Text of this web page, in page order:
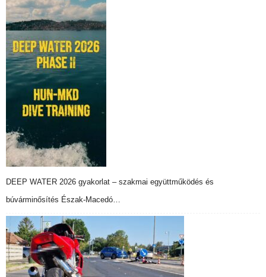
DEEP WATER 2026 gyakorlat – szakmai együttműködés és
búvárminősítés Észak-Macedó…